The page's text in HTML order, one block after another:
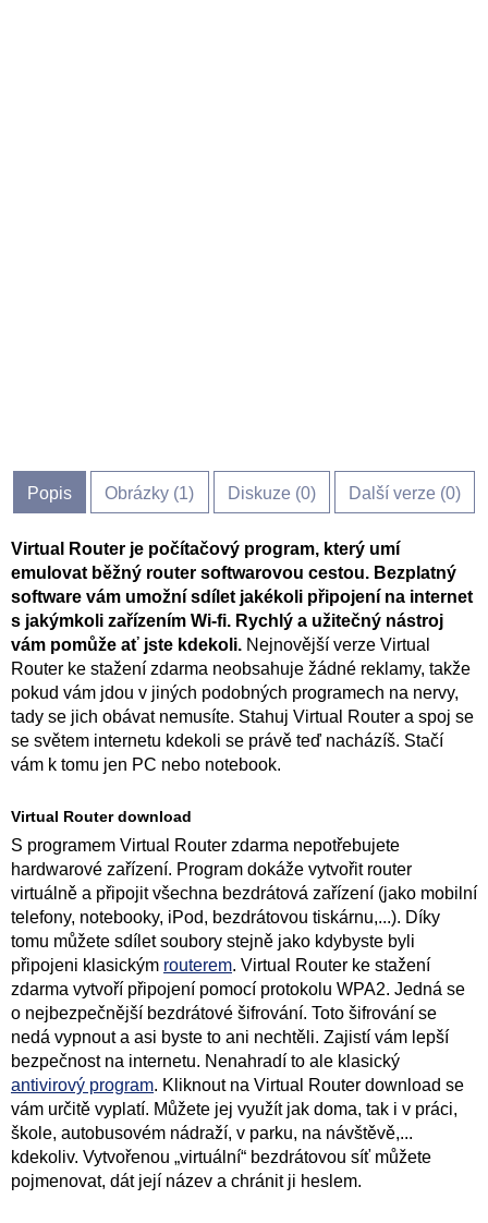
Popis Obrázky (1) Diskuze (0) Další verze (0)
Virtual Router je počítačový program, který umí
emulovat běžný router softwarovou cestou. Bezplatný
software vám umožní sdílet jakékoli připojení na internet
s jakýmkoli zařízením Wi-fi. Rychlý a užitečný nástroj
vám pomůže ať jste kdekoli. Nejnovější verze Virtual
Router ke stažení zdarma neobsahuje žádné reklamy, takže
pokud vám jdou v jiných podobných programech na nervy,
tady se jich obávat nemusíte. Stahuj Virtual Router a spoj se
se světem internetu kdekoli se právě teď nacházíš. Stačí
vám k tomu jen PC nebo notebook.
Virtual Router download
S programem Virtual Router zdarma nepotřebujete
hardwarové zařízení. Program dokáže vytvořit router
virtuálně a připojit všechna bezdrátová zařízení (jako mobilní
telefony, notebooky, iPod, bezdrátovou tiskárnu,...). Díky
tomu můžete sdílet soubory stejně jako kdybyste byli
připojeni klasickým routerem. Virtual Router ke stažení
zdarma vytvoří připojení pomocí protokolu WPA2. Jedná se
o nejbezpečnější bezdrátové šifrování. Toto šifrování se
nedá vypnout a asi byste to ani nechtěli. Zajistí vám lepší
bezpečnost na internetu. Nenahradí to ale klasický
antivirový program. Kliknout na Virtual Router download se
vám určitě vyplatí. Můžete jej využít jak doma, tak i v práci,
škole, autobusovém nádraží, v parku, na návštěvě,...
kdekoliv. Vytvořenou „virtuální“ bezdrátovou síť můžete
pojmenovat, dát její název a chránit ji heslem.